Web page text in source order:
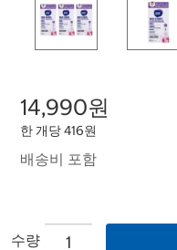
14,990원
한 개당 416원
배송비 포함
수량